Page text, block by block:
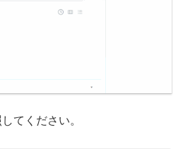
てください。